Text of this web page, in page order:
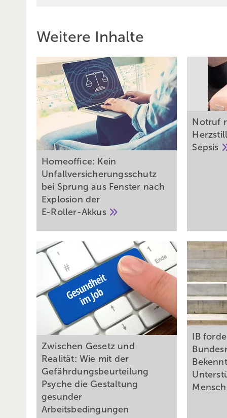
Weitere Inhalte
Homeoffice: Kein
Unfallversicherungsschutz
bei Sprung aus Fenster nach
Explosion der
E-Roller-Akkus
Notruf
Sepsis
Zwischen Gesetz und
Realität: Wie mit der
Gefährdungsbeurteilung
Psyche die Gestaltung
gesunder
Arbeitsbedingungen
IB